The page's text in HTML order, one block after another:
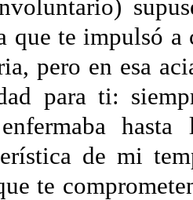
que te impulsó
pero en esa
para ti:
hasta
de mi
te